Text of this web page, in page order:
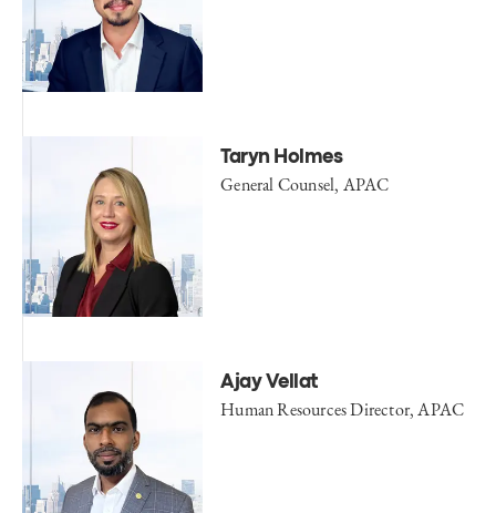
Taryn Holmes
General Counsel, APAC
Ajay Vellat
Human Resources Director, APAC